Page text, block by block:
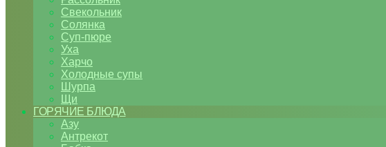
Свекольник
Солянка
Суп-пюре
Уха
Харчо
Холодные супы
Шурпа
Щи
ГОРЯЧИЕ БЛЮДА
Азу
Антрекот